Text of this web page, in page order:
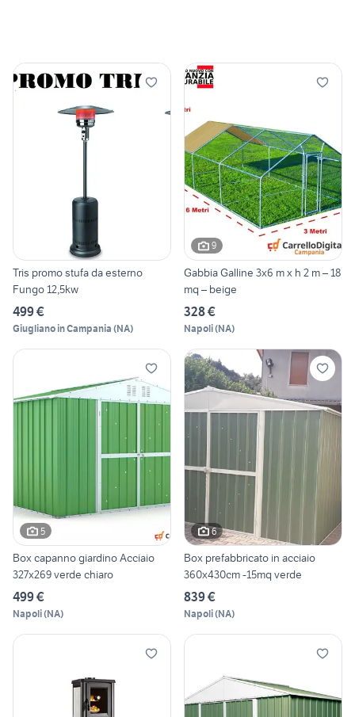
Tris promo stufa da esterno
Fungo 12,5kw
499 €
Giugliano in Campania (NA)
9
Gabbia Galline 3x6 m x h 2 m – 18
mq – beige
328 €
Napoli(NA)
5
Box capanno giardino Acciaio
327x269 verde chiaro
499 €
Napoli(NA)
6
Box prefabbricato in acciaio
360x430cm -15mq verde
839 €
Napoli(NA)